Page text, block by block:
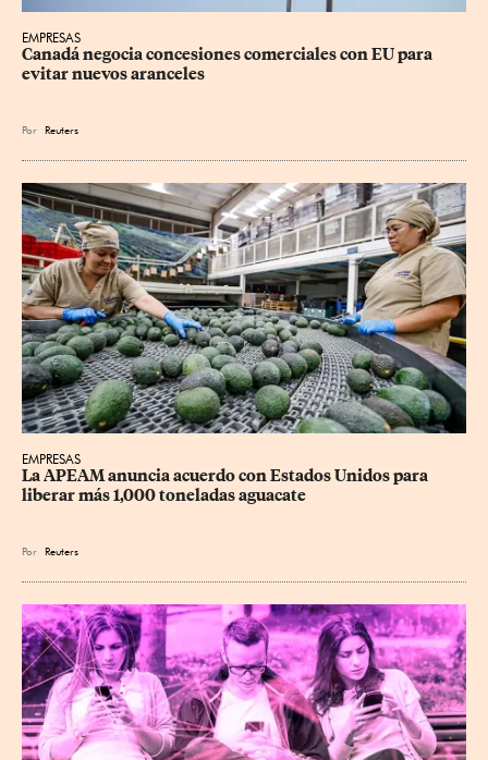
EMPRESAS
Canadá negocia concesiones comerciales con EU para
evitar nuevos aranceles
Por Reuters
EMPRESAS
La APEAM anuncia acuerdo con Estados Unidos para
liberar más 1,000 toneladas aguacate
Por Reuters